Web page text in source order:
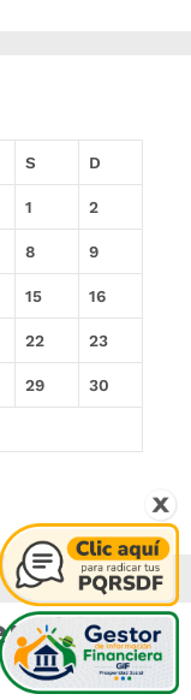
S D
1 2
8 9
15 16
22 23
29 30